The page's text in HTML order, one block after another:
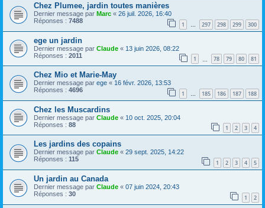
Chez Plumee, jardin toutes manières
Dernier message par Marc « 26 juil. 2026, 16:40
Réponses : 7488 1 … 297 298 299 300
ege un jardin
Dernier message par Claude « 13 juin 2026, 08:22
Réponses : 2011 1 78 79 80 81
Chez Mio et Marie-May
Dernier message par ege « 16 févr. 2026, 13:53
Réponses : 4696 1 … 185 186 187 188
Chez les Muscardins
Dernier message par Claude « 10 oct. 2025, 20:04
Réponses : 88 1 2 3 4
Les jardins des copains
Dernier message par Claude « 29 sept. 2025, 14:22
Réponses : 115 1 2 3 4 5
Un jardin au Canada
Dernier message par Claude « 07 juin 2024, 20:43
Réponses : 30 1 2